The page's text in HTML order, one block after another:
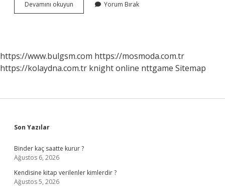
Devamını okuyun Amerikan
Yerlilerine
Yorum Bırak
https://www.bulgsm.com https://mosmoda.com.tr
https://kolaydna.com.tr knight online nttgame Sitemap
Sidebar
Son Yazılar
Binder kaç saatte kurur ?
Ağustos 6, 2026
Kendisine kitap verilenler kimlerdir ?
Ağustos 5, 2026